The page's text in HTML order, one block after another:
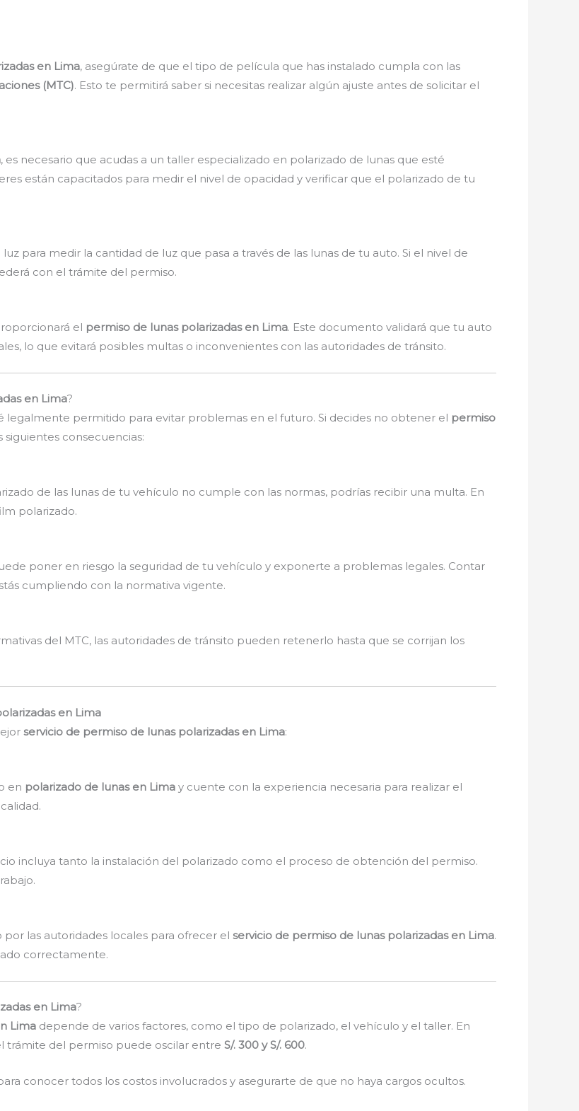
en Lima, asegúrate de que el tipo de película que has instalado cumpla con las
(MTC). Esto te permitirá saber si necesitas realizar algún ajuste antes de solicitar el
, es necesario que acudas a un taller especializado en polarizado de lunas que esté
están capacitados para medir el nivel de opacidad y verificar que el polarizado de tu
para medir la cantidad de luz que pasa a través de las lunas de tu auto. Si el nivel de
con el trámite del permiso.
el permiso de lunas polarizadas en Lima. Este documento validará que tu auto
lo que evitará posibles multas o inconvenientes con las autoridades de tránsito.
en Lima?
legalmente permitido para evitar problemas en el futuro. Si decides no obtener el permiso
consecuencias:
de las lunas de tu vehículo no cumple con las normas, podrías recibir una multa. En
polarizado.
poner en riesgo la seguridad de tu vehículo y exponerte a problemas legales. Contar
cumpliendo con la normativa vigente.
del MTC, las autoridades de tránsito pueden retenerlo hasta que se corrijan los
en Lima
servicio de permiso de lunas polarizadas en Lima:
en polarizado de lunas en Lima y cuente con la experiencia necesaria para realizar el
incluya tanto la instalación del polarizado como el proceso de obtención del permiso.
las autoridades locales para ofrecer el servicio de permiso de lunas polarizadas en Lima.
correctamente.
en Lima?
Lima depende de varios factores, como el tipo de polarizado, el vehículo y el taller. En
trámite del permiso puede oscilar entre S/. 300 y S/. 600.
conocer todos los costos involucrados y asegurarte de que no haya cargos ocultos.